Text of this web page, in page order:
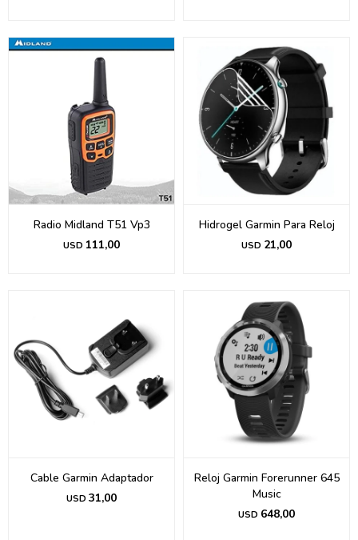
Radio Midland T51 Vp3
USD 111,00
Hidrogel Garmin Para Reloj
USD 21,00
Cable Garmin Adaptador
USD 31,00
Reloj Garmin Forerunner 645
Music
USD 648,00